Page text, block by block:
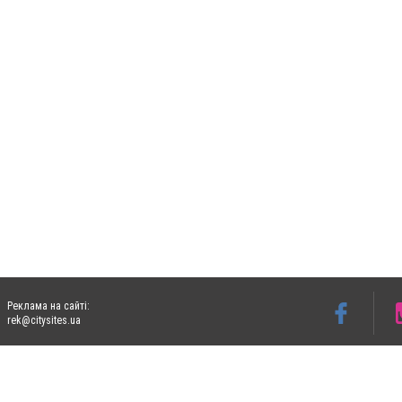
Реклама на сайті:
rek@citysites.ua